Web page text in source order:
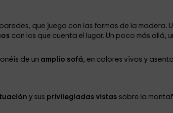
que juega con las formas de la madera.
con los que cuenta el lugar. Un poco más allá,
de un amplio sofá, en colores vivos y
y sus privilegiadas vistas sobre la